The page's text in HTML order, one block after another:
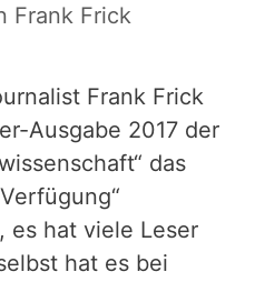
Frank Frick
Frank Frick
Ausgabe 2017 der
das
es hat viele Leser
hat es bei